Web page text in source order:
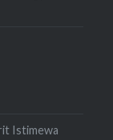
Istimewa